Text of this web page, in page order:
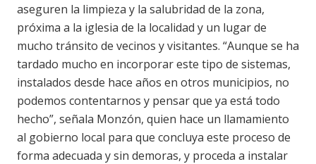
aseguren la limpieza y la salubridad de la zona,
próxima a la iglesia de la localidad y un lugar de
mucho tránsito de vecinos y visitantes. “Aunque se ha
tardado mucho en incorporar este tipo de sistemas,
instalados desde hace años en otros municipios, no
podemos contentarnos y pensar que ya está todo
hecho”, señala Monzón, quien hace un llamamiento
al gobierno local para que concluya este proceso de
forma adecuada y sin demoras, y proceda a instalar